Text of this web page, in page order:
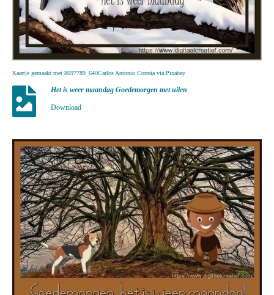
Kaartje gemaakt met 8697789_640Carlos Antonio Correia via Pixabay
Het is weer maandag Goedemorgen met uilen
Download